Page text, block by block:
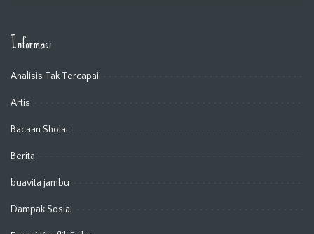
Informasi
Analisis Tak Tercapai
Artis
Bacaan Sholat
Berita
buavita jambu
Dampak Sosial